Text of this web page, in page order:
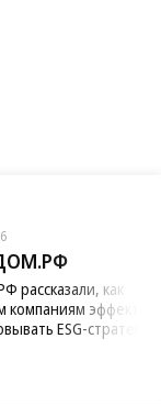
рассказали, как
компаниям
ESG-стратегию